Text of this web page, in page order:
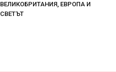
ВЕЛИКОБРИТАНИЯ, ЕВРОПА И
СВЕТЪТ